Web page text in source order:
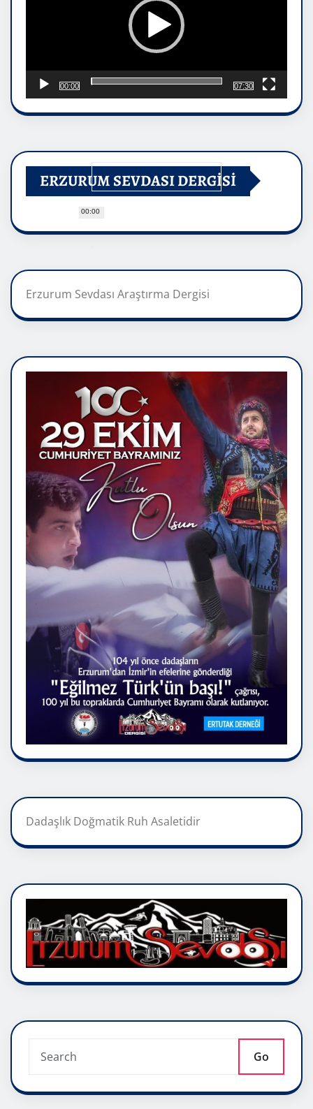
00:00
00:00
07:30
ERZURUM SEVDASI DERGİSİ
Erzurum Sevdası Araştırma Dergisi
Dadaşlık Doğmatik Ruh Asaletidir
Go